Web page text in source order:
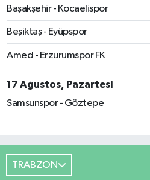
Başakşehir - Kocaelispor
Beşiktaş - Eyüpspor
Amed - Erzurumspor FK
17 Ağustos, Pazartesi
Samsunspor - Göztepe
TRABZON